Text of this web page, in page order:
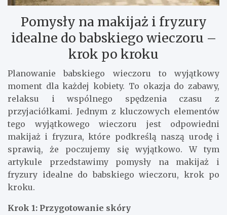
Pomysły na makijaż i fryzury
idealne do babskiego wieczoru –
krok po kroku
Planowanie babskiego wieczoru to wyjątkowy
moment dla każdej kobiety. To okazja do zabawy,
relaksu i wspólnego spędzenia czasu z
przyjaciółkami. Jednym z kluczowych elementów
tego wyjątkowego wieczoru jest odpowiedni
makijaż i fryzura, które podkreślą naszą urodę i
sprawią, że poczujemy się wyjątkowo. W tym
artykule przedstawimy pomysły na makijaż i
fryzury idealne do babskiego wieczoru, krok po
kroku.
Krok 1: Przygotowanie skóry